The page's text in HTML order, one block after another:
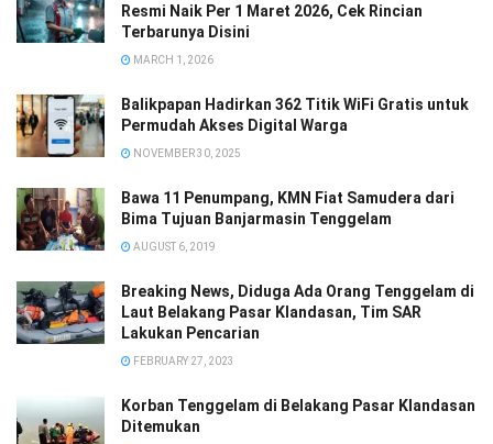
Resmi Naik Per 1 Maret 2026, Cek Rincian
Terbarunya Disini
MARCH 1, 2026
Balikpapan Hadirkan 362 Titik WiFi Gratis untuk
Permudah Akses Digital Warga
NOVEMBER 30, 2025
Bawa 11 Penumpang, KMN Fiat Samudera dari
Bima Tujuan Banjarmasin Tenggelam
AUGUST 6, 2019
Breaking News, Diduga Ada Orang Tenggelam di
Laut Belakang Pasar Klandasan, Tim SAR
Lakukan Pencarian
FEBRUARY 27, 2023
Korban Tenggelam di Belakang Pasar Klandasan
Ditemukan